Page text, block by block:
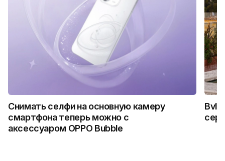
Снимать селфи на основную камеру
смартфона теперь можно с
аксессуаром OPPO Bubble